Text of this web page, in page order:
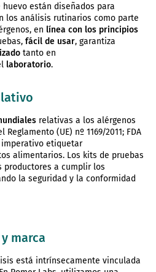
huevo están diseñados para
los análisis rutinarios como parte
en línea con los principios
fácil de usar, garantiza
tanto en
laboratorio.
relativas a los alérgenos
(UE) nº 1169/2011; FDA
imperativo etiquetar
alimentarios. Los kits de pruebas
productores a cumplir los
la seguridad y la conformidad
marca
está intrínsecamente vinculada